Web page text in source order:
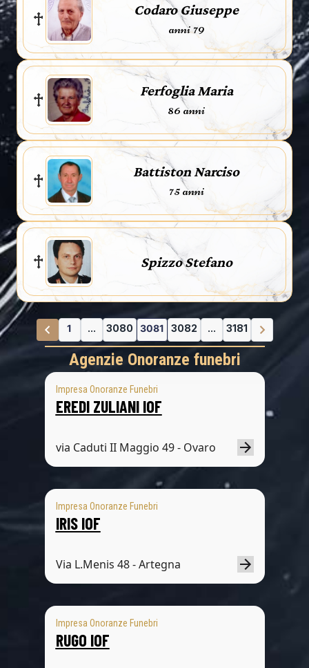
Codaro Giuseppe
anni 79
Ferfoglia Maria
86 anni
Battiston Narciso
75 anni
Spizzo Stefano
1 ... 3080 3081 3082 ... 3181
Agenzie Onoranze funebri
Impresa Onoranze Funebri
EREDI ZULIANI IOF
via Caduti II Maggio 49 - Ovaro
Impresa Onoranze Funebri
IRIS IOF
Via L.Menis 48 - Artegna
Impresa Onoranze Funebri
RUGO IOF